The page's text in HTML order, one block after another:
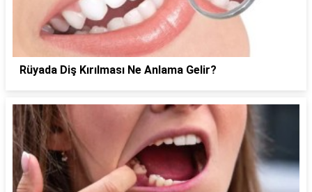
Rüyada Diş Kırılması Ne Anlama Gelir?